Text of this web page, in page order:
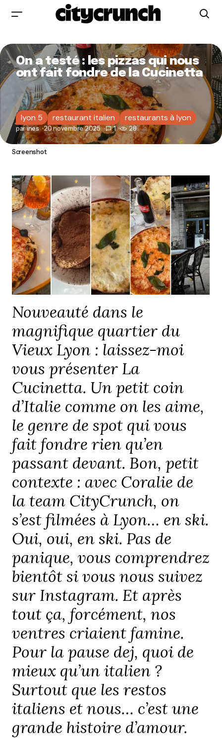
On a testé : les pizzas qui nous
ont fait fondre de la Cucinetta
lyon 5 restaurant italien restaurants à lyon
parines 20 novembre 2025 1 28
Screenshot
Nouveauté dans le
magnifique quartier du
Vieux Lyon : laissez-moi
vous présenter La
Cucinetta. Un petit coin
d’Italie comme on les aime,
le genre de spot qui vous
fait fondre rien qu’en
passant devant. Bon, petit
contexte : avec Coralie de
la team CityCrunch, on
s’est filmées à Lyon… en ski.
Oui, oui, en ski. Pas de
panique, vous comprendrez
bientôt si vous nous suivez
sur Instagram. Et après
tout ça, forcément, nos
ventres criaient famine.
Pour la pause dej, quoi de
mieux qu’un italien ?
Surtout que les restos
italiens et nous… c’est une
grande histoire d’amour.